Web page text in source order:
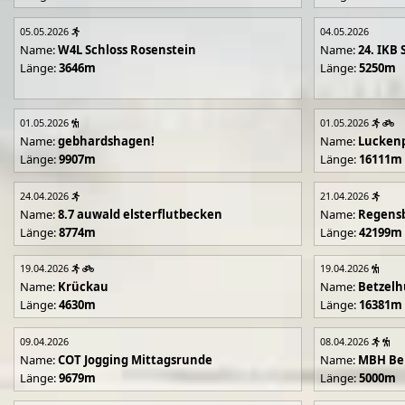
05.05.2026
Name:W4L Schloss Rosenstein
Länge:3646m
04.05.2026
Name:24. IKB
Länge:5250m
01.05.2026
Name:gebhardshagen!
Länge:9907m
01.05.2026
Name:
Länge: 16111m
24.04.2026
Name:8.7 auwald elsterflutbecken
Länge:8774m
21.04.2026
Name:
Länge:42199m
19.04.2026
Name: Krückau
Länge:4630m
19.04.2026
Name:
Länge: 16381m
09.04.2026
Name:COT Jogging Mittagsrunde
Länge:9679m
08.04.2026
Name: MBH
Länge:5000m